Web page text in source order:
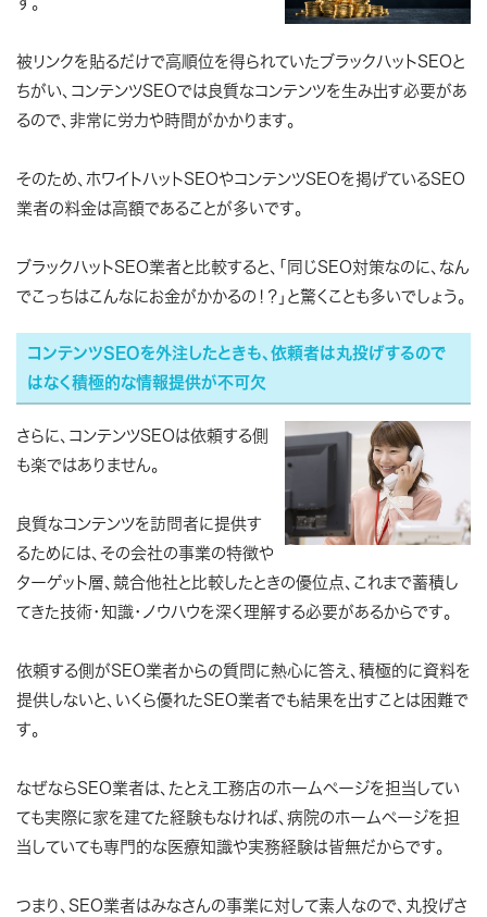
被リンクを貼るだけで高順位を得られていたブラックハットSEOと
ちがい、 コンテンツSEOでは良質なコンテンツを生み出す必要があ
るので、非常に労力や時間がかかります。
そのため、 ホワイトハットSEOやコンテンツSEOを掲げているSEO
業者の料金は高額であることが多いです。
ブラックハットSEO業者と比較すると、「同じSEO対策なのに、なん
でこっちはこんなにお金がかかるの！？」と驚くことも多いでしょう。
コンテンツSEOを外注したときも、依頼者は丸投げするので
はなく積極的な情報提供が不可欠
さらに、コンテンツSEOは依頼する側
も楽ではありません。
良質なコンテンツを訪問者に提供す
るためには、その会社の事業の特徴や
ターゲット層、競合他社と比較したときの優位点、これまで蓄積し
てきた技術・知識・ノウハウを深く理解する必要があるからです。
依頼する側がSEO業者からの質問に熱心に答え、積極的に資料を
提供しないと、いくら優れたSEO業者でも結果を出すことは困難で
す。
なぜならSEO業者は、たとえ工務店のホームページを担当してい
ても実際に家を建てた経験もなければ、病院のホームページを担
当していても専門的な医療知識や実務経験は皆無だからです。
つまり、 SEO業者はみなさんの事業に対して素人なので、丸投げさ